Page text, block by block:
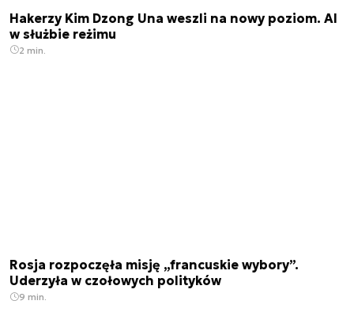
Hakerzy Kim Dzong Una weszli na nowy poziom. AI
w służbie reżimu
2 min.
Rosja rozpoczęła misję „francuskie wybory”.
Uderzyła w czołowych polityków
9 min.